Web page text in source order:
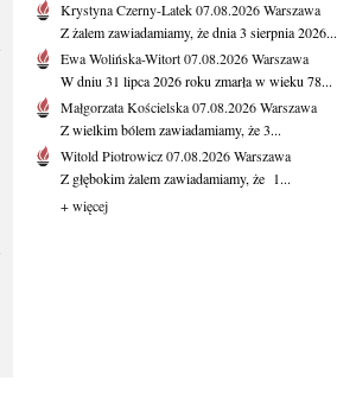
Krystyna Czerny-Latek07.08.2026Warszawa
Z żalem zawiadamiamy, że dnia 3 sierpnia 2026...
Ewa Wolińska-Witort07.08.2026Warszawa
W dniu 31 lipca 2026 roku zmarła w wieku 78...
Małgorzata Kościelska07.08.2026Warszawa
Z wielkim bólem zawiadamiamy, że 3...
Witold Piotrowicz07.08.2026Warszawa
Z głębokim żalem zawiadamiamy, że 1...
+ więcej